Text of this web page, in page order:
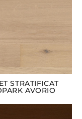
STRATIFICAT
AVORIO